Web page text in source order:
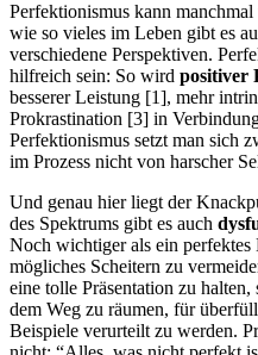
Perfektionismus kann
wie so vieles im Leben gibt es
verschiedene Perspektiven.
hilfreich sein: So wird positiver
besserer Leistung [1], mehr
Prokrastination [3] in
Perfektionismus setzt man sich
im Prozess nicht von harscher
Und genau hier liegt der
des Spektrums gibt es auch
Noch wichtiger als ein perfektes
mögliches Scheitern zu
eine tolle Präsentation zu
dem Weg zu räumen, für
Beispiele verurteilt zu werden.